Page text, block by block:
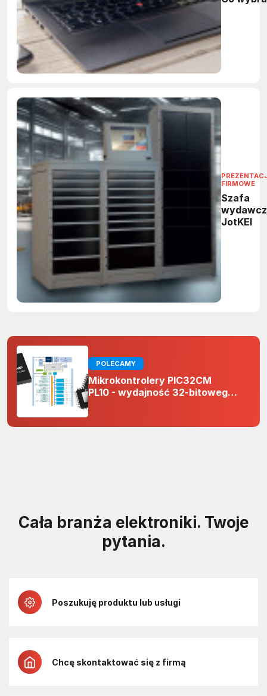
FIRMOWE
Szafa
JotKEl
POLECAMY
Mikrokontrolery PIC32CM
PL10 - wydajność 32-bitowego
projektach 5 V
Cała branża elektroniki. Twoje
pytania.
Poszukuję produktu lub usługi
Chcę skontaktować się z firmą